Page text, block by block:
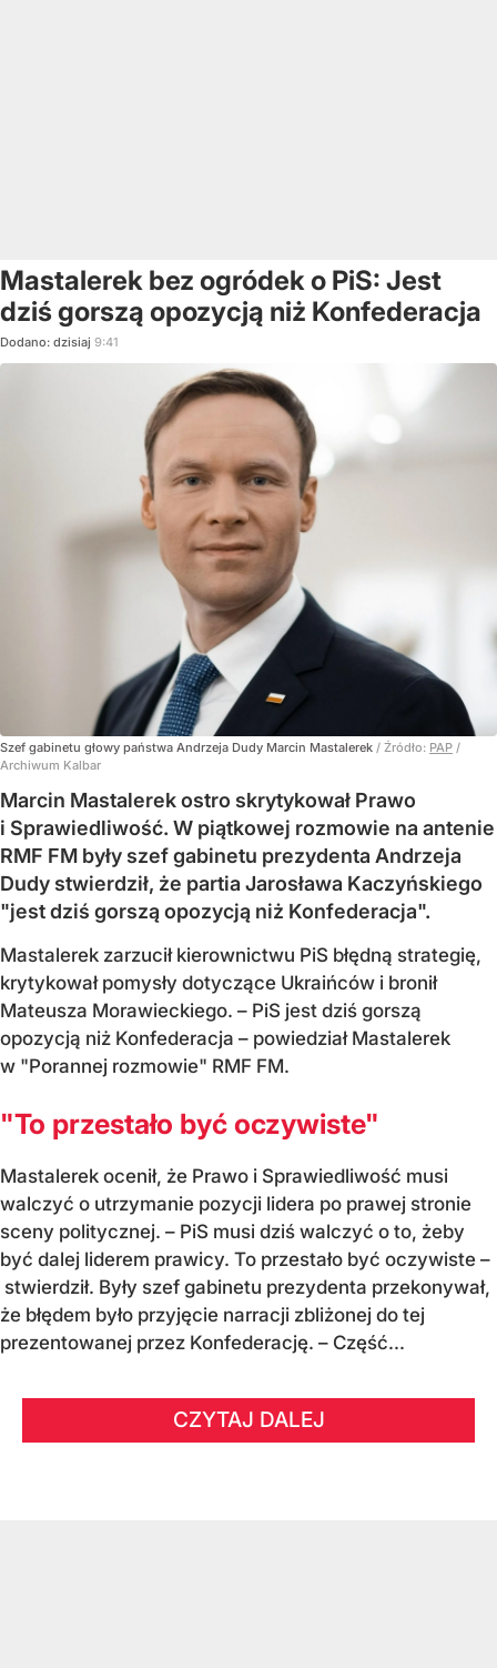
Mastalerek bez ogródek o PiS: Jest
dziś gorszą opozycją niż Konfederacja
Dodano: dzisiaj 9:41
Szef gabinetu głowy państwa Andrzeja Dudy Marcin Mastalerek / Źródło: PAP /
Archiwum Kalbar
Marcin Mastalerek ostro skrytykował Prawo
i Sprawiedliwość. W piątkowej rozmowie na antenie
RMF FM były szef gabinetu prezydenta Andrzeja
Dudy stwierdził, że partia Jarosława Kaczyńskiego
"jest dziś gorszą opozycją niż Konfederacja".
Mastalerek zarzucił kierownictwu PiS błędną strategię,
krytykował pomysły dotyczące Ukraińców i bronił
Mateusza Morawieckiego. – PiS jest dziś gorszą
opozycją niż Konfederacja – powiedział Mastalerek
w "Porannej rozmowie" RMF FM.
"To przestało być oczywiste"
Mastalerek ocenił, że Prawo i Sprawiedliwość musi
walczyć o utrzymanie pozycji lidera po prawej stronie
sceny politycznej. – PiS musi dziś walczyć o to, żeby
być dalej liderem prawicy. To przestało być oczywiste –
stwierdził. Były szef gabinetu prezydenta przekonywał,
że błędem było przyjęcie narracji zbliżonej do tej
prezentowanej przez Konfederację. – Część...
CZYTAJ DALEJ